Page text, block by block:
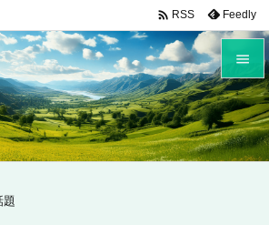


メニュ

サイド
 RSS Feedly
題